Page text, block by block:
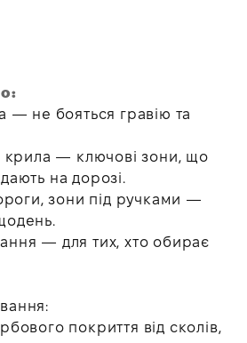
— не бояться гравію та
крила — ключові зони, що
на дорозі.
зони під ручками —
— для тих, хто обирає
покриття від сколів,